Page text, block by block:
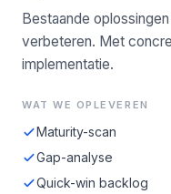
Bestaande
verbeteren. Met
implementatie.
WAT WE OPLEVEREN
Maturity-scan
Gap-analyse
Quick-win backlog